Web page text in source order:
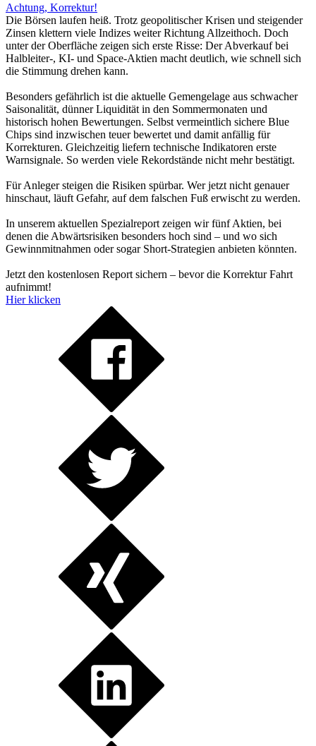
Achtung, Korrektur!
Die Börsen laufen heiß. Trotz geopolitischer Krisen und steigender
Zinsen klettern viele Indizes weiter Richtung Allzeithoch. Doch
unter der Oberfläche zeigen sich erste Risse: Der Abverkauf bei
Halbleiter-, KI- und Space-Aktien macht deutlich, wie schnell sich
die Stimmung drehen kann.
Besonders gefährlich ist die aktuelle Gemengelage aus schwacher
Saisonalität, dünner Liquidität in den Sommermonaten und
historisch hohen Bewertungen. Selbst vermeintlich sichere Blue
Chips sind inzwischen teuer bewertet und damit anfällig für
Korrekturen. Gleichzeitig liefern technische Indikatoren erste
Warnsignale. So werden viele Rekordstände nicht mehr bestätigt.
Für Anleger steigen die Risiken spürbar. Wer jetzt nicht genauer
hinschaut, läuft Gefahr, auf dem falschen Fuß erwischt zu werden.
In unserem aktuellen Spezialreport zeigen wir fünf Aktien, bei
denen die Abwärtsrisiken besonders hoch sind – und wo sich
Gewinnmitnahmen oder sogar Short-Strategien anbieten könnten.
Jetzt den kostenlosen Report sichern – bevor die Korrektur Fahrt
aufnimmt!
Hier klicken